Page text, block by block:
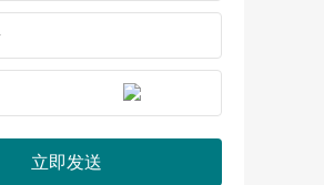
立即发送